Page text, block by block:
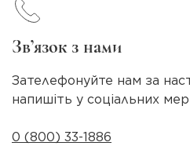
Зв’язок з нами
Зателефонуйте нам за
напишіть у соціальних
0 (800) 33-1886